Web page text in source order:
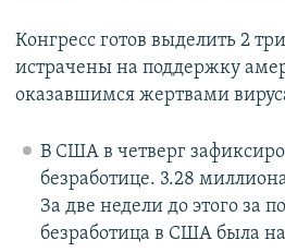
Конгресс готов выделить 2
истрачены на поддержку
оказавшимся жертвами
В США в четверг
безработице. 3.28
За две недели до этого за
безработица в США была